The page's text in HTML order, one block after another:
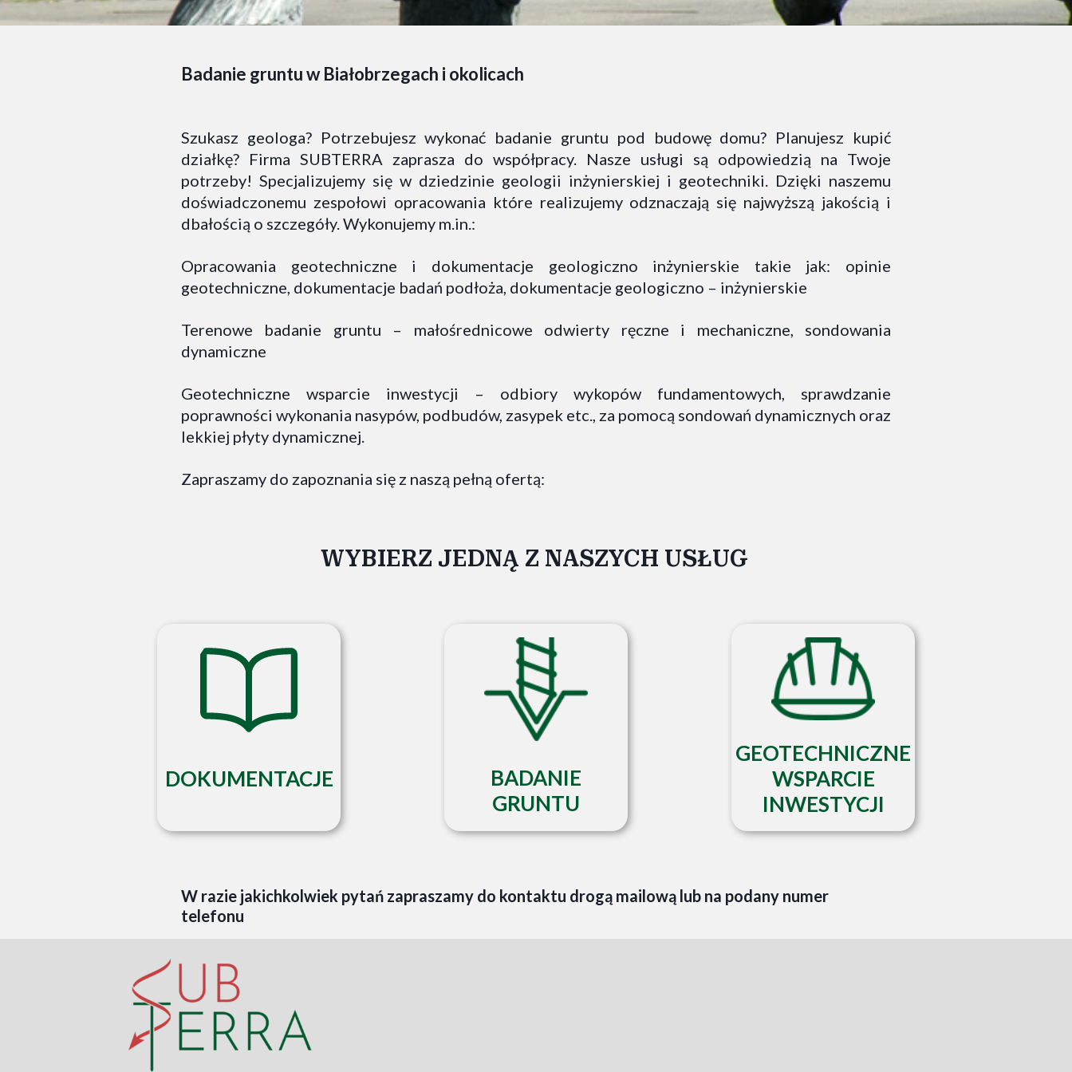
GEOTECHNICZNE
WSPARCIE
INWESTYCJI
BADANIE
GRUNTU
DOKUMENTACJE
WYBIERZ JEDNĄ Z NASZYCH USŁUG
Szukasz geologa? Potrzebujesz wykonać badanie gruntu pod budowę domu? Planujesz kupić
działkę? Firma SUBTERRA zaprasza do współpracy. Nasze usługi są odpowiedzią na Twoje
potrzeby! Specjalizujemy się w dziedzinie geologii inżynierskiej i geotechniki. Dzięki naszemu
doświadczonemu zespołowi opracowania które realizujemy odznaczają się najwyższą jakością i
dbałością o szczegóły. Wykonujemy m.in.:
Opracowania geotechniczne i dokumentacje geologiczno inżynierskie takie jak: opinie
geotechniczne, dokumentacje badań podłoża, dokumentacje geologiczno – inżynierskie
Terenowe badanie gruntu – małośrednicowe odwierty ręczne i mechaniczne, sondowania
dynamiczne
Geotechniczne wsparcie inwestycji – odbiory wykopów fundamentowych, sprawdzanie
poprawności wykonania nasypów, podbudów, zasypek etc., za pomocą sondowań dynamicznych oraz
lekkiej płyty dynamicznej.
Zapraszamy do zapoznania się z naszą pełną ofertą:
Badanie gruntu w Białobrzegach i okolicach
W razie jakichkolwiek pytań zapraszamy do kontaktu drogą mailową lub na podany numer
telefonu